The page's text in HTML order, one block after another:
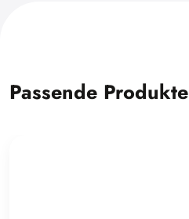
Passende Produkte